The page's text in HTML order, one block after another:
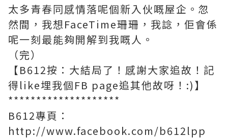
太多青春同感情落呢個新入伙嘅屋企。忽
然間，我想FaceTime珊珊，我諗，佢會係
呢一刻最能夠開解到我嘅人。
（完）
【B612按：大結局了！感謝大家追故！記
得like埋我個FB page追其他故呀！:)】
********************
B612專頁：
http://www.facebook.com/b612lpp